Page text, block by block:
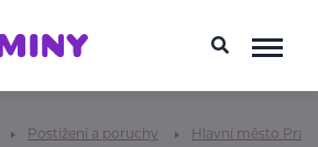
Postižení a poruchy Hlavní město